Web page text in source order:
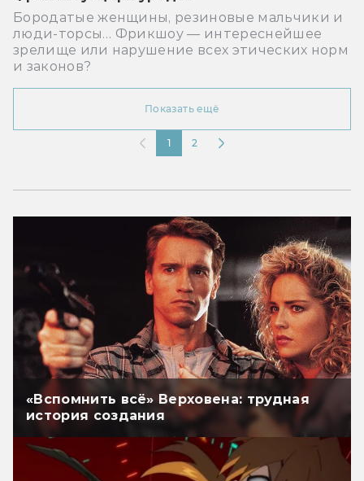
Бородатые женщины, резиновые мальчики и
люди-торсы… Фрикшоу — интереснейшее
зрелище или нарушение всех этических норм
и законов?
Показать ещё
1 2
«Вспомнить всё» Верховена: трудная
история создания